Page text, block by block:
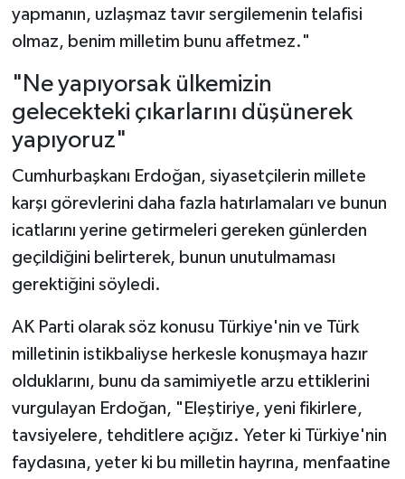
yapmanın, uzlaşmaz tavır sergilemenin telafisi
olmaz, benim milletim bunu affetmez."
"Ne yapıyorsak ülkemizin
gelecekteki çıkarlarını düşünerek
yapıyoruz"
Cumhurbaşkanı Erdoğan, siyasetçilerin millete
karşı görevlerini daha fazla hatırlamaları ve bunun
icatlarını yerine getirmeleri gereken günlerden
geçildiğini belirterek, bunun unutulmaması
gerektiğini söyledi.
AK Parti olarak söz konusu Türkiye'nin ve Türk
milletinin istikbaliyse herkesle konuşmaya hazır
olduklarını, bunu da samimiyetle arzu ettiklerini
vurgulayan Erdoğan, "Eleştiriye, yeni fikirlere,
tavsiyelere, tehditlere açığız. Yeter ki Türkiye'nin
faydasına, yeter ki bu milletin hayrına, menfaatine